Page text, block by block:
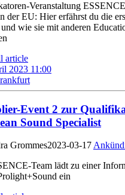
Veranstaltung
der EU: Hier erfährst du die
wie sie mit anderen
article
2023 11:00
Event 2 zur
Sound Specialist
Grommes2023-03-17
Team lädt zu einer
ein